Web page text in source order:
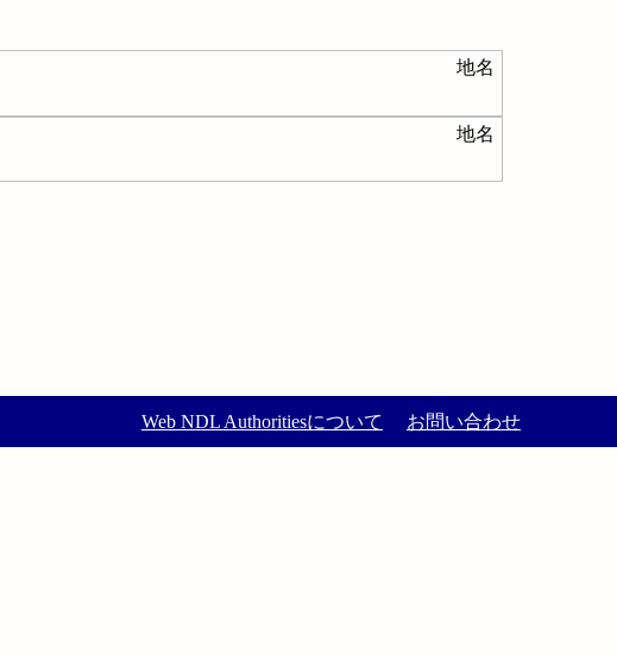
地名
地名
Web NDL Authoritiesについて お問い合わせ